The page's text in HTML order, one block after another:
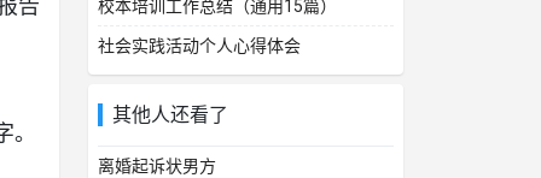
告 校本培训工作总结（通用15篇）
社会实践活动个人心得体会
其他人还看了
离婚起诉状男方